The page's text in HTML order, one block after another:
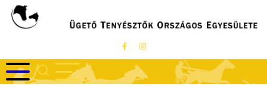
Ugrás